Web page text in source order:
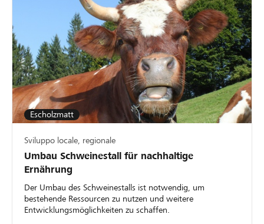
Escholzmatt
Sviluppo locale, regionale
Umbau Schweinestall für nachhaltige
Ernährung
Der Umbau des Schweinestalls ist notwendig, um
bestehende Ressourcen zu nutzen und weitere
Entwicklungsmöglichkeiten zu schaffen.